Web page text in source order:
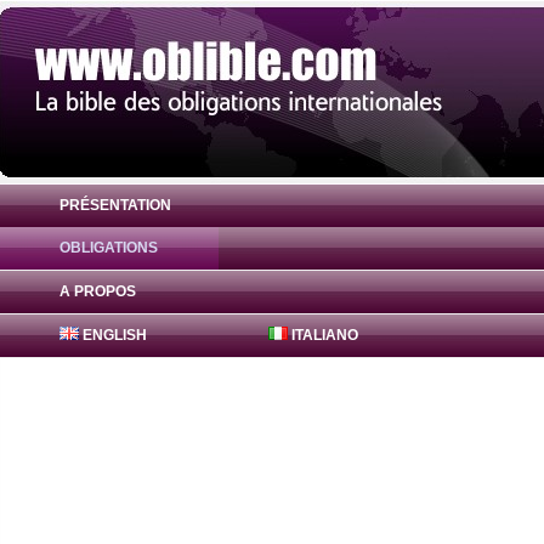
PRÉSENTATION
OBLIGATIONS
A PROPOS
ENGLISH ITALIANO
Obligation Bajaj Finance Bonds 0% (